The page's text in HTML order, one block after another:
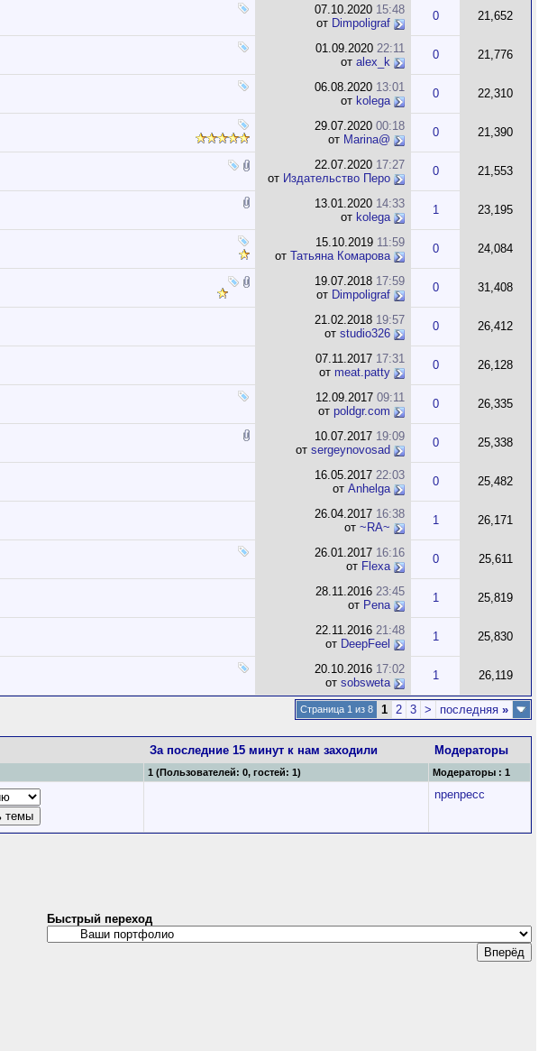
07.10.2020 15:48
от Dimpoligraf
0 21,652
01.09.2020 22:11
от alex_k
0 21,776
06.08.2020 13:01
от kolega
0 22,310
29.07.2020 00:18
от Marina@
0 21,390
22.07.2020 17:27
от Издательство Перо
0 21,553
13.01.2020 14:33
от kolega
1 23,195
15.10.2019 11:59
от Татьяна Комарова
0 24,084
19.07.2018 17:59
от Dimpoligraf
0 31,408
21.02.2018 19:57
от studio326
0 26,412
07.11.2017 17:31
от meat.patty
0 26,128
12.09.2017 09:11
от poldgr.com
0 26,335
10.07.2017 19:09
от sergeynovosad
0 25,338
16.05.2017 22:03
от Anhelga
0 25,482
26.04.2017 16:38
от ~RA~
1 26,171
26.01.2017 16:16
от Flexa
0 25,611
28.11.2016 23:45
от Pena
1 25,819
22.11.2016 21:48
от DeepFeel
1 25,830
20.10.2016 17:02
от sobsweta
1 26,119
Страница 1 из 8 1 2 3 > последняя »
За последние 15 минут к нам заходили Модераторы
1 (Пользователей: 0, гостей: 1) Модераторы : 1
npenpecc
Быстрый переход